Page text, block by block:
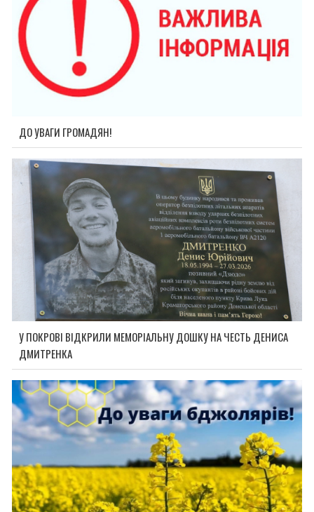
ДО УВАГИ ГРОМАДЯН!
У ПОКРОВІ ВІДКРИЛИ МЕМОРІАЛЬНУ ДОШКУ НА ЧЕСТЬ ДЕНИСА
ДМИТРЕНКА